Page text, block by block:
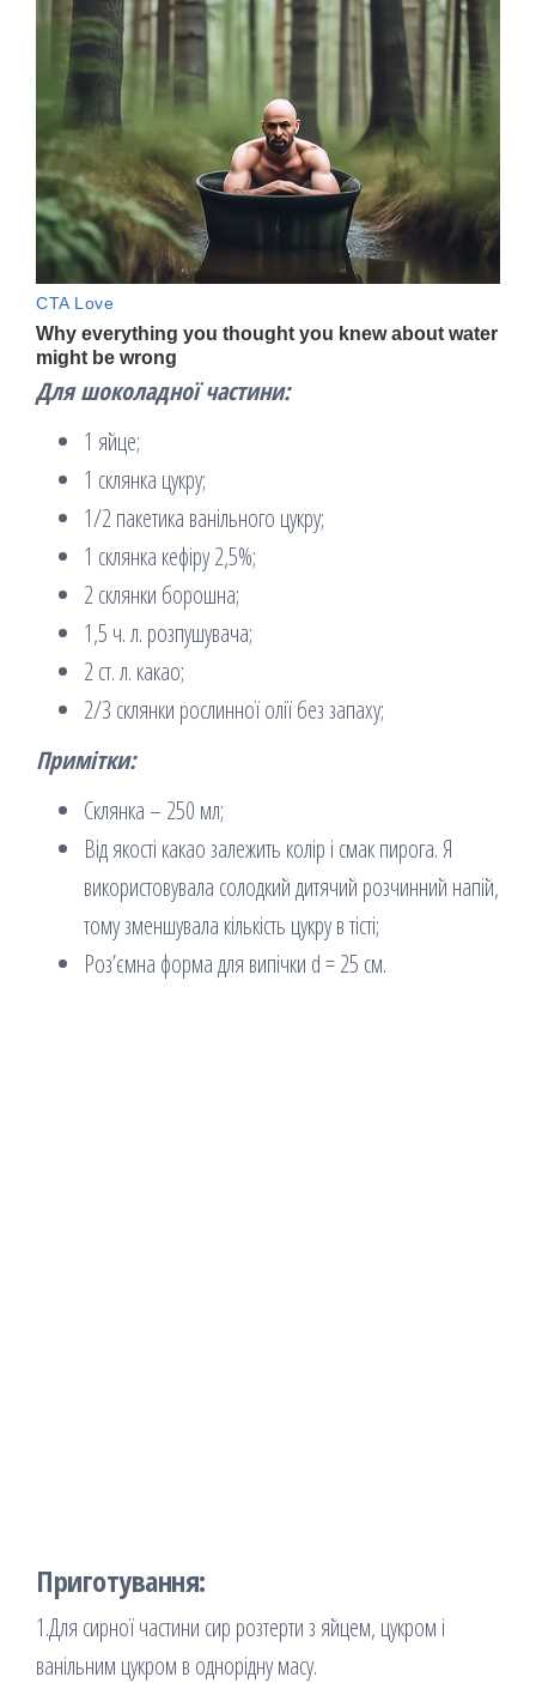
Для шоколадної частини:
1 яйце;
1 склянка цукру;
1/2 пакетика ванільного цукру;
1 склянка кефіру 2,5%;
2 склянки борошна;
1,5 ч. л. розпушувача;
2 ст. л. какао;
2/3 склянки рослинної олії без запаху;
Примітки:
Склянка – 250 мл;
Від якості какао залежить колір і смак пирога. Я
використовувала солодкий дитячий розчинний напій,
тому зменшувала кількість цукру в тісті;
Роз’ємна форма для випічки d = 25 см.
Приготування:
1.Для сирної частини сир розтерти з яйцем, цукром і
ванільним цукром в однорідну масу.